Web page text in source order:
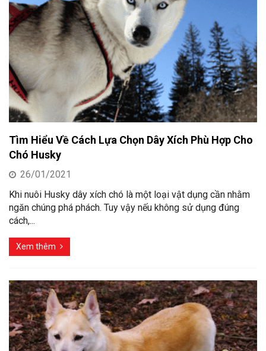
Tìm Hiểu Về Cách Lựa Chọn Dây Xích Phù Hợp Cho
Chó Husky
26/01/2021
Khi nuôi Husky dây xích chó là một loại vật dụng cần nhằm
ngăn chúng phá phách. Tuy vậy nếu không sử dụng đúng
cách,...
Xem thêm